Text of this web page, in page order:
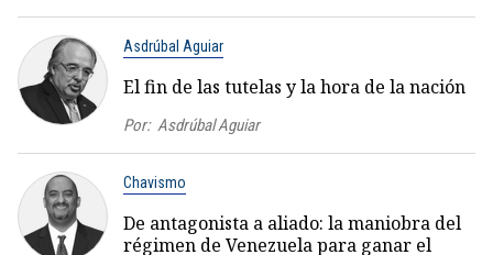
Asdrúbal Aguiar
El fin de las tutelas y la hora de la nación
Por: Asdrúbal Aguiar
Chavismo
De antagonista a aliado: la maniobra del
régimen de Venezuela para ganar el